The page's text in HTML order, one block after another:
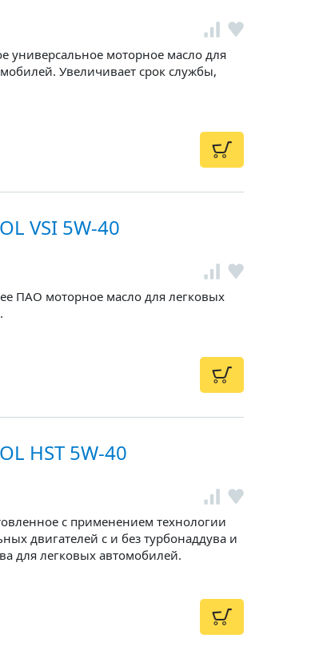
универсальное моторное масло для
Увеличивает срок службы,
VSI 5W-40
ПАО моторное масло для легковых
HST 5W-40
с применением технологии
двигателей с и без турбонаддува и
для легковых автомобилей.